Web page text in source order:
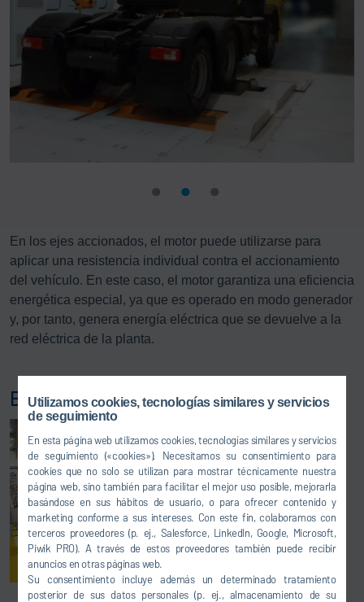
Utilizamos cookies, tecnologías similares y servicios
de seguimiento
En esta página web utilizamos cookies, tecnologías similares y servicios
de seguimiento («cookies»). Necesitamos su consentimiento para
cookies que no solo se utilizan para mostrar técnicamente nuestra
página web, sino también para facilitar el mejor uso posible, mejorarla
basándose en sus hábitos de usuario, o para ofrecer contenido y
marketing conforme a sus intereses. Con este fin, colaboramos con
terceros proveedores (p. ej., Salesforce, LinkedIn, Google, Microsoft,
Piwik PRO). A través de estos proveedores también puede recibir
anuncios en otras páginas web.
Su consentimiento incluye además un determinado tratamiento
posterior de sus datos personales (p. ej., almacenamiento de su
En los ejes accionados, el motor puede utilizarse para
aplicar una resistencia individual contra el accionamiento
del vehículo. En este caso, el motor garantiza una eficiencia
energética especial, ya que es operado en modo generador
y, por tanto, genera energía eléctrica que se devuelve a la
red eléctrica de la planta.
Banco de pruebas de frenos x-brake truck